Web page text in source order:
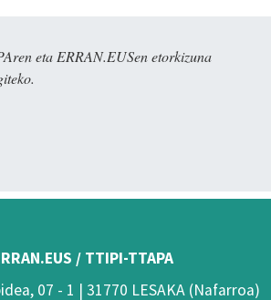
eta ERRAN.EUSen etorkizuna
/ TTIPI-TTAPA
07 - 1 | 31770 LESAKA (Nafarroa)